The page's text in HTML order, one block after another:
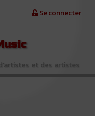
Se connecter
et des artistes